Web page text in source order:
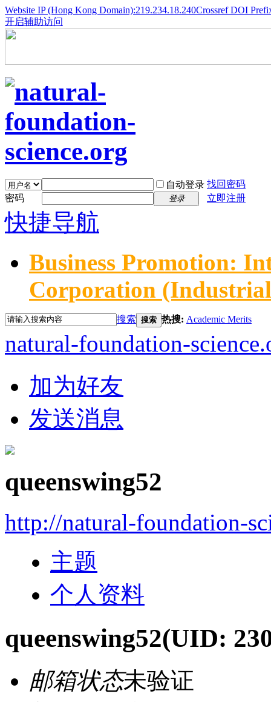
Website IP (Hong Kong Domain):219.234.18.240Crossref DOI
开启辅助访问
自动登录 找回密码
密码
登录 立即注册
快捷导航
Business Promotion:
Corporation
搜索 搜索 热搜: Academic Merits
natural-foundation-
加为好友
发送消息
queenswing52
http://natural-foundation-
主题
个人资料
queenswing52(UID:
邮箱状态未验证